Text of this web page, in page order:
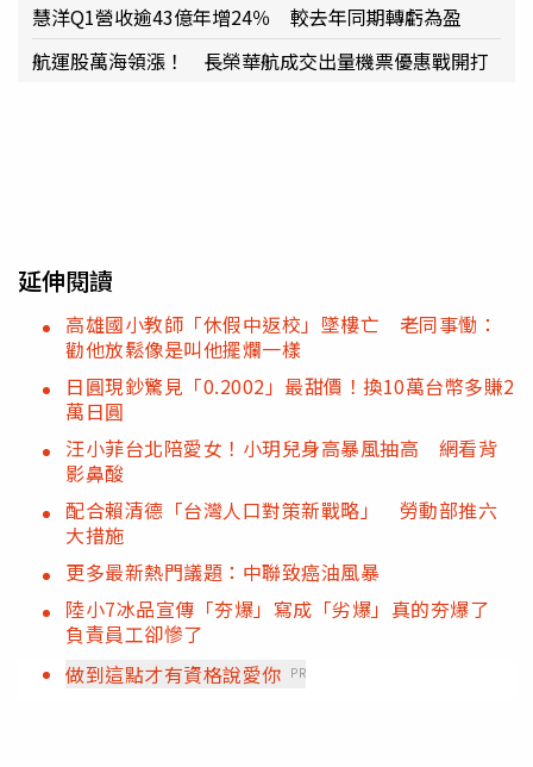
慧洋Q1營收逾43億年增24％ 較去年同期轉虧為盈
航運股萬海領漲！ 長榮華航成交出量機票優惠戰開打
延伸閱讀
高雄國小教師「休假中返校」墜樓亡 老同事慟：
勸他放鬆像是叫他擺爛一樣
日圓現鈔驚見「0.2002」最甜價！換10萬台幣多賺2
萬日圓
汪小菲台北陪愛女！小玥兒身高暴風抽高 網看背
影鼻酸
配合賴清德「台灣人口對策新戰略」 勞動部推六
大措施
更多最新熱門議題：中聯致癌油風暴
陸小7冰品宣傳「夯爆」寫成「劣爆」真的夯爆了
負責員工卻慘了
做到這點才有資格說愛你 PR